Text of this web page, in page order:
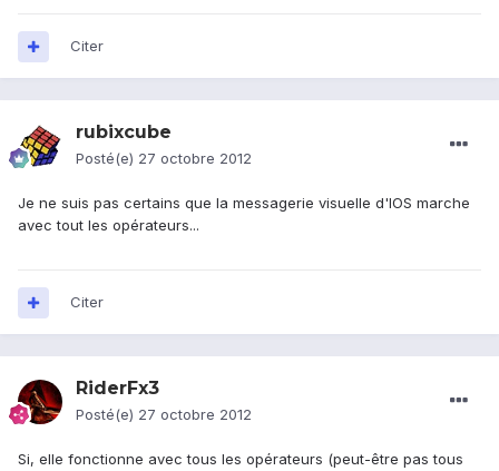
Citer
rubixcube
Posté(e) 27 octobre 2012
Je ne suis pas certains que la messagerie visuelle d'IOS marche
avec tout les opérateurs...
Citer
RiderFx3
Posté(e) 27 octobre 2012
Si, elle fonctionne avec tous les opérateurs (peut-être pas tous